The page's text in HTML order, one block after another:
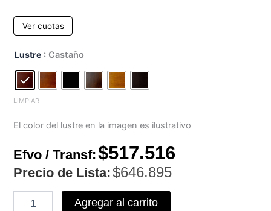
Ver cuotas
Lustre : Castaño
LIMPIAR
El color del lustre en la imagen es ilustrativo
Efvo / Transf:$517.516
Precio de Lista:$646.895
Mesa
Cuadrada,
Base
Cubo
(1,36
x
cantidad
Agregar al carrito